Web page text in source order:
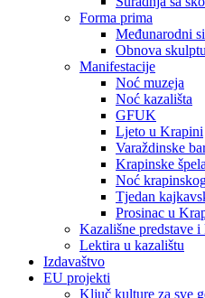
Forma prima
Međunarodni
Obnova
Manifestacije
Noć muzeja
Noć kazališta
GFUK
Ljeto u Krapini
Varaždinske
Krapinske
Noć
Tjedan
Prosinac u
Kazališne predstave i
Lektira u kazalištu
Izdavaštvo
EU projekti
Ključ kulture za sve